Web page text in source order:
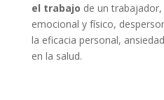
el trabajo de un
emocional y físico,
la eficacia personal,
en la salud.